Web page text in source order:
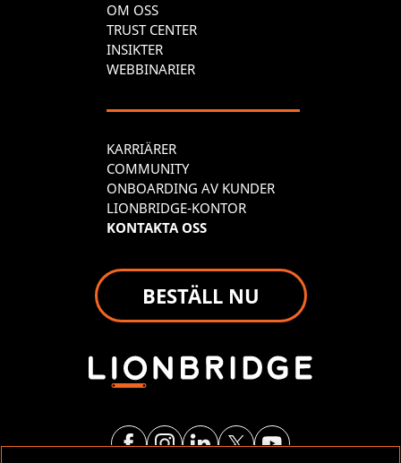
OM OSS
TRUST CENTER
INSIKTER
WEBBINARIER
KARRIÄRER
COMMUNITY
ONBOARDING AV KUNDER
LIONBRIDGE-KONTOR
KONTAKTA OSS
BESTÄLL NU